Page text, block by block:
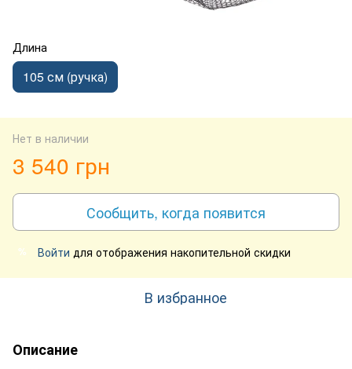
Длина
105 см (ручка)
Нет в наличии
3 540 грн
Сообщить, когда появится
% Войти для отображения накопительной скидки
В избранное
Описание